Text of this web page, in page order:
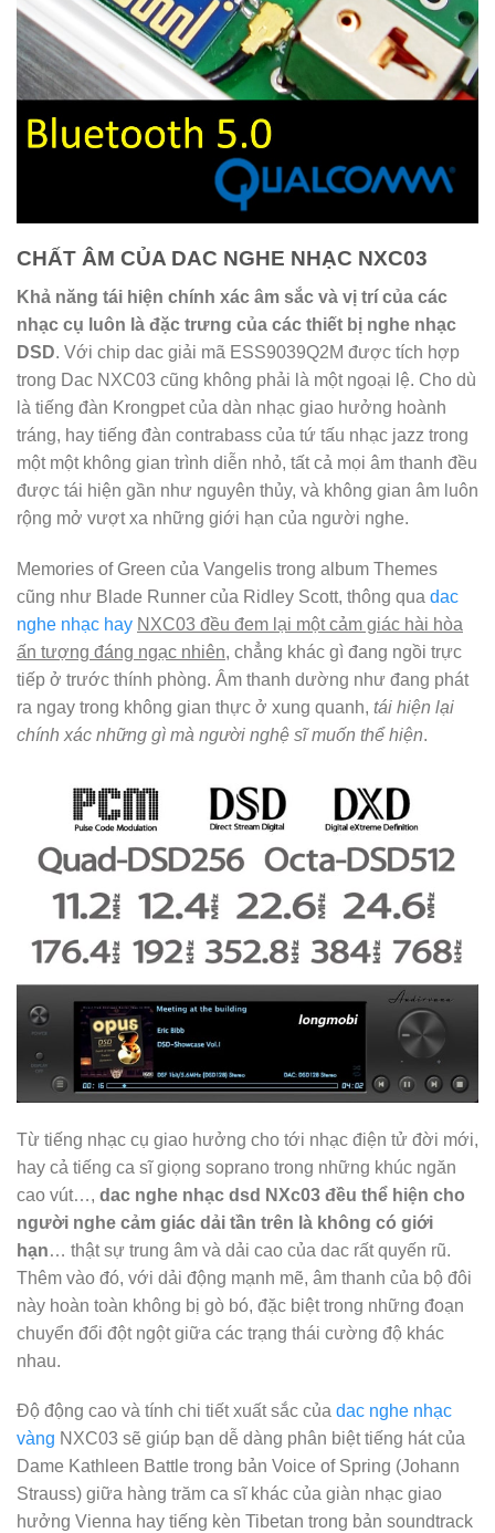
CHẤT ÂM CỦA DAC NGHE NHẠC NXC03
Khả năng tái hiện chính xác âm sắc và vị trí của các
nhạc cụ luôn là đặc trưng của các thiết bị nghe nhạc
DSD. Với chip dac giải mã ESS9039Q2M được tích hợp
trong Dac NXC03 cũng không phải là một ngoại lệ. Cho dù
là tiếng đàn Krongpet của dàn nhạc giao hưởng hoành
tráng, hay tiếng đàn contrabass của tứ tấu nhạc jazz trong
một một không gian trình diễn nhỏ, tất cả mọi âm thanh đều
được tái hiện gần như nguyên thủy, và không gian âm luôn
rộng mở vượt xa những giới hạn của người nghe.
Memories of Green của Vangelis trong album Themes
cũng như Blade Runner của Ridley Scott, thông qua dac
nghe nhạc hay NXC03 đều đem lại một cảm giác hài hòa
ấn tượng đáng ngạc nhiên, chẳng khác gì đang ngồi trực
tiếp ở trước thính phòng. Âm thanh dường như đang phát
ra ngay trong không gian thực ở xung quanh, tái hiện lại
chính xác những gì mà người nghệ sĩ muốn thể hiện.
Từ tiếng nhạc cụ giao hưởng cho tới nhạc điện tử đời mới,
hay cả tiếng ca sĩ giọng soprano trong những khúc ngăn
cao vút…, dac nghe nhạc dsd NXc03 đều thể hiện cho
người nghe cảm giác dải tần trên là không có giới
hạn… thật sự trung âm và dải cao của dac rất quyến rũ.
Thêm vào đó, với dải động mạnh mẽ, âm thanh của bộ đôi
này hoàn toàn không bị gò bó, đặc biệt trong những đoạn
chuyển đổi đột ngột giữa các trạng thái cường độ khác
nhau.
Độ động cao và tính chi tiết xuất sắc của dac nghe nhạc
vàng NXC03 sẽ giúp bạn dễ dàng phân biệt tiếng hát của
Dame Kathleen Battle trong bản Voice of Spring (Johann
Strauss) giữa hàng trăm ca sĩ khác của giàn nhạc giao
hưởng Vienna hay tiếng kèn Tibetan trong bản soundtrack